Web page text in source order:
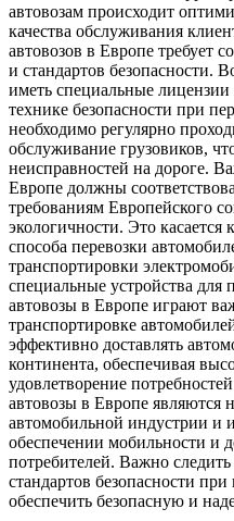
автовозам происходит
качества обслуживания
автовозов в Европе требует
и стандартов безопасности.
иметь специальные
технике безопасности при
необходимо регулярно
обслуживание грузовиков,
неисправностей на дороге.
Европе должны
требованиям Европейского
экологичности. Это касается
способа перевозки
транспортировки
специальные устройства для
автовозы в Европе играют
транспортировке
эффективно доставлять
континента, обеспечивая
удовлетворение
автовозы в Европе являются
автомобильной индустрии и
обеспечении мобильности и
потребителей. Важно
стандартов безопасности
обеспечить безопасную и